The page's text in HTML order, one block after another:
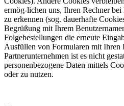
ermög-lichen uns, Ihren Rechner
zu erkennen (sog. dauerhafte
Begrüßung mit Ihrem
Folgebestellungen die erneute
Ausfüllen von Formularen mit Ihren
Partnerunternehmen ist es nicht
personenbezogene Daten mittels
oder zu nutzen.